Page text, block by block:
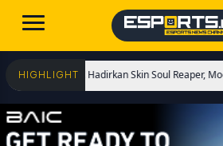
HIGHLIGHT
Hadirkan Skin Soul Reaper, Mode